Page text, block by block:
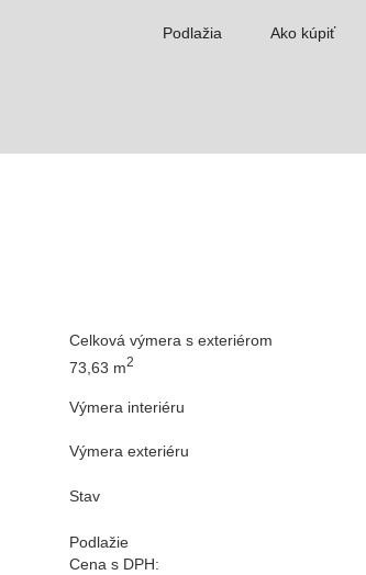
Podlažia Ako kúpiť
Celková výmera s exteriérom
73,63 m2
Výmera interiéru
Výmera exteriéru
Stav
Podlažie
Cena s DPH: